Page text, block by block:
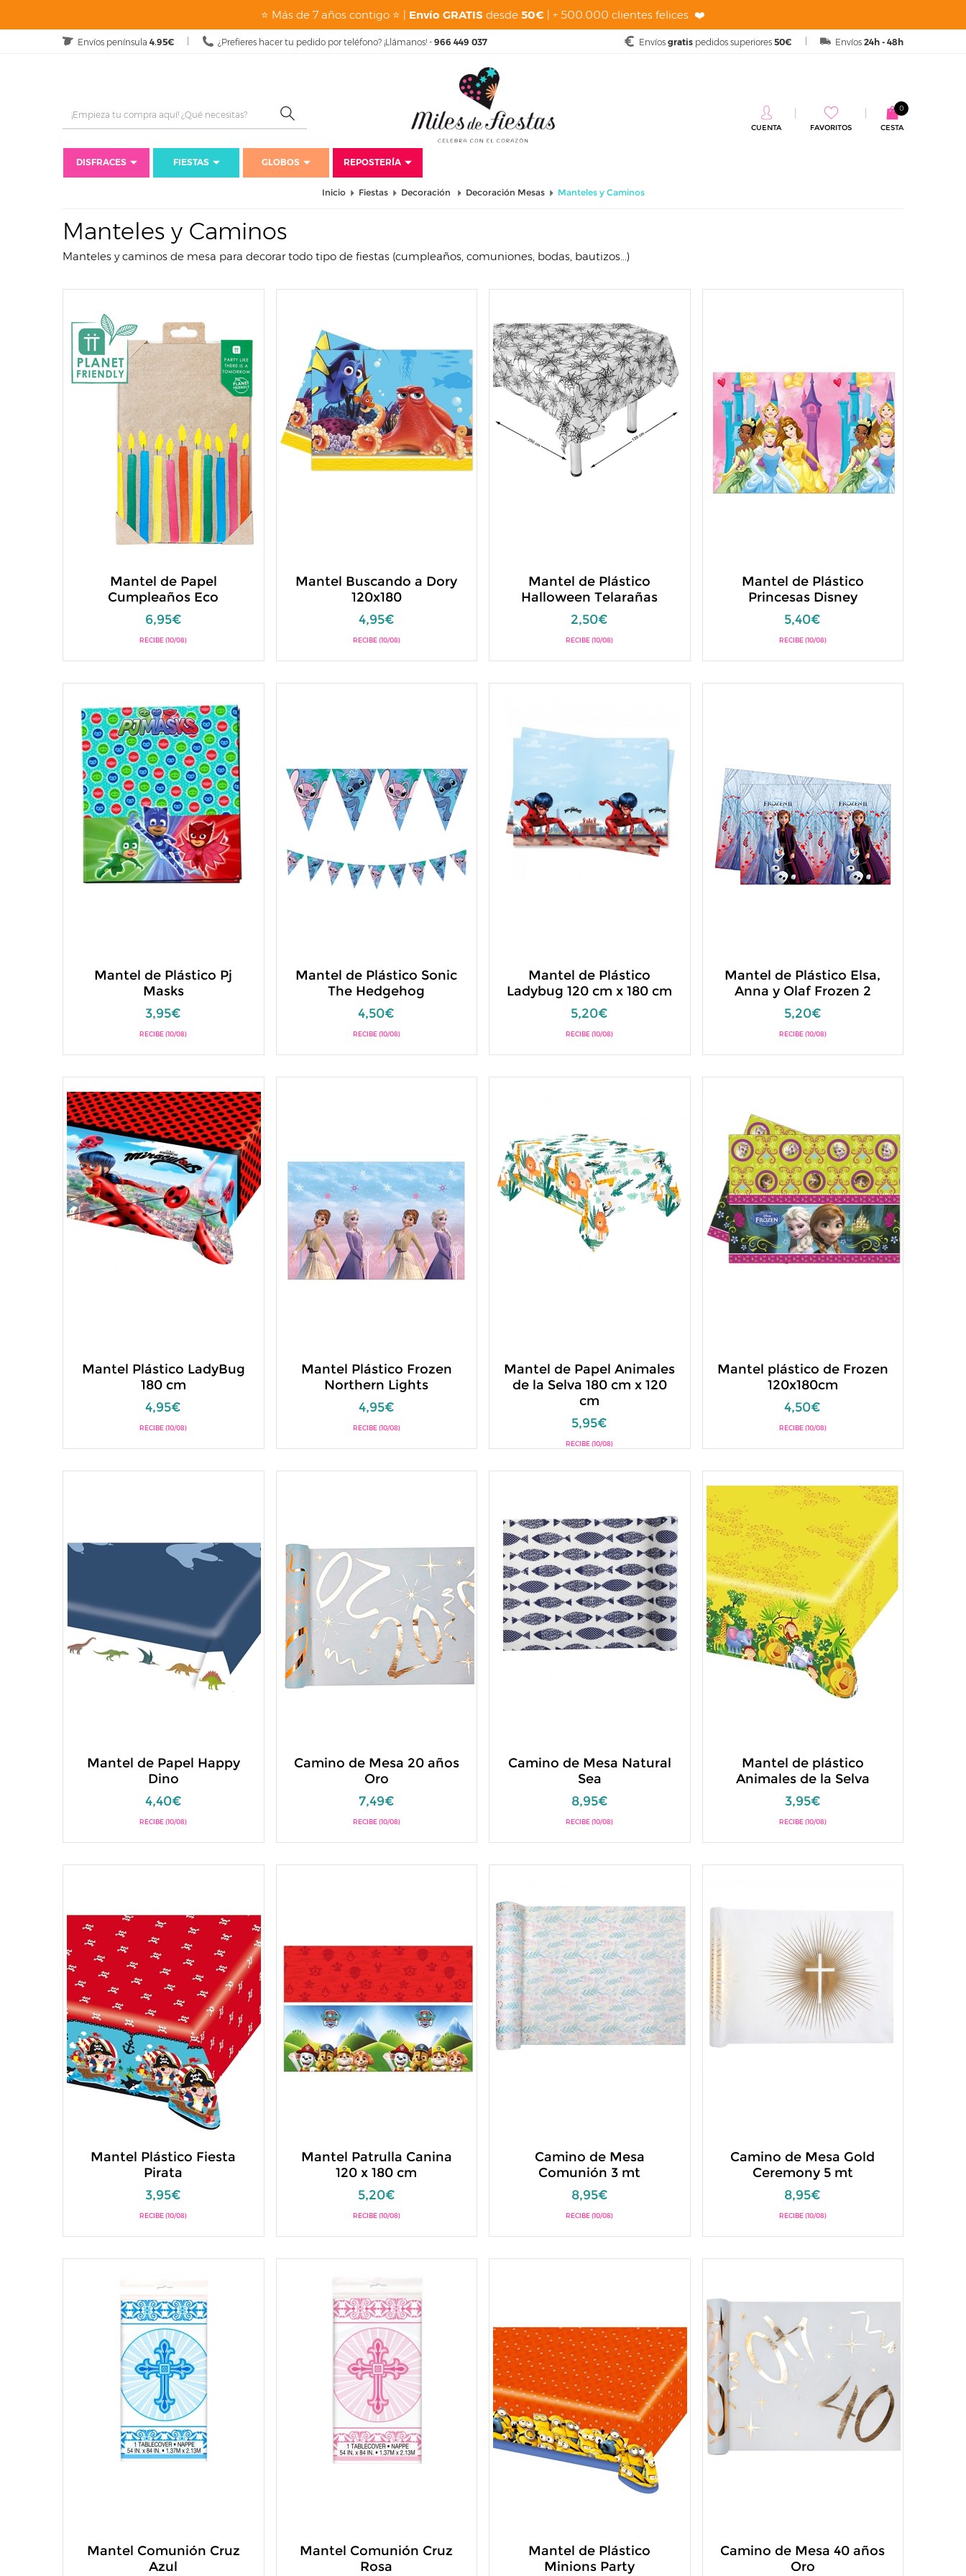
⭐ Más de 7 años contigo ⭐ | Envío GRATIS desde 50€ | + 500.000 clientes felices ❤️
Envíos península 4.95€ ¿Prefieres hacer tu pedido por teléfono? ¡Llámanos! - 966 449 037 Envíos 24h - 48h
Envíos gratis pedidos superiores 50€
CESTA
0
CUENTA FAVORITOS
DISFRACES FIESTAS GLOBOS REPOSTERÍA
Inicio Fiestas Decoración Decoración Mesas Manteles y Caminos
Manteles y Caminos
Manteles y caminos de mesa para decorar todo tipo de fiestas (cumpleaños, comuniones, bodas, bautizos...)
Mantel de Papel
Cumpleaños Eco
6,95€
RECIBE (10/08)
Mantel Buscando a Dory
120x180
4,95€
RECIBE (10/08)
Mantel de Plástico
Halloween Telarañas
2,50€
RECIBE (10/08)
Mantel de Plástico
Princesas Disney
5,40€
RECIBE (10/08)
Mantel de Plástico Pj
Masks
3,95€
RECIBE (10/08)
Mantel de Plástico Sonic
The Hedgehog
4,50€
RECIBE (10/08)
Mantel de Plástico
Ladybug 120 cm x 180 cm
5,20€
RECIBE (10/08)
Mantel de Plástico Elsa,
Anna y Olaf Frozen 2
5,20€
RECIBE (10/08)
Mantel Plástico LadyBug
180 cm
4,95€
RECIBE (10/08)
Mantel Plástico Frozen
Northern Lights
4,95€
RECIBE (10/08)
Mantel de Papel Animales
de la Selva 180 cm x 120
cm
5,95€
RECIBE (10/08)
Mantel plástico de Frozen
120x180cm
4,50€
RECIBE (10/08)
Mantel de Papel Happy
Dino
4,40€
RECIBE (10/08)
Camino de Mesa 20 años
Oro
7,49€
RECIBE (10/08)
Camino de Mesa Natural
Sea
8,95€
RECIBE (10/08)
Mantel de plástico
Animales de la Selva
3,95€
RECIBE (10/08)
Mantel Plástico Fiesta
Pirata
3,95€
RECIBE (10/08)
Mantel Patrulla Canina
120 x 180 cm
5,20€
RECIBE (10/08)
Camino de Mesa
Comunión 3 mt
8,95€
RECIBE (10/08)
Camino de Mesa Gold
Ceremony 5 mt
8,95€
RECIBE (10/08)
Mantel Comunión Cruz
Azul
Mantel Comunión Cruz
Rosa
Mantel de Plástico
Minions Party
Camino de Mesa 40 años
Oro